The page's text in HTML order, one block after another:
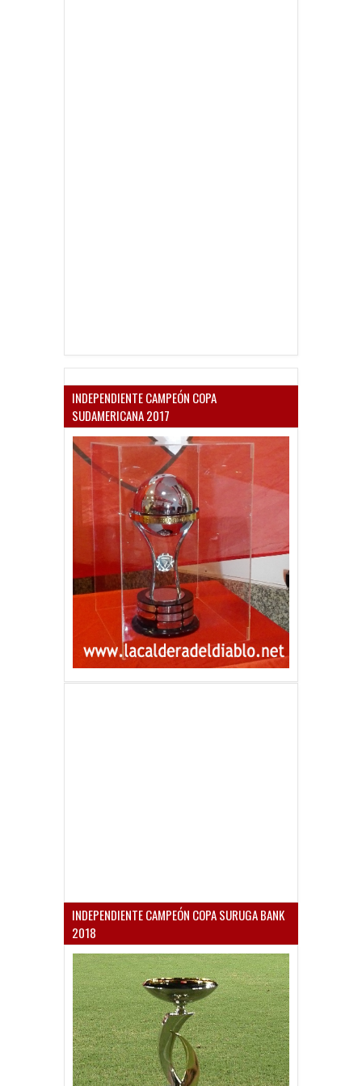
INDEPENDIENTE CAMPEÓN COPA
SUDAMERICANA 2017
INDEPENDIENTE CAMPEÓN COPA SURUGA BANK
2018